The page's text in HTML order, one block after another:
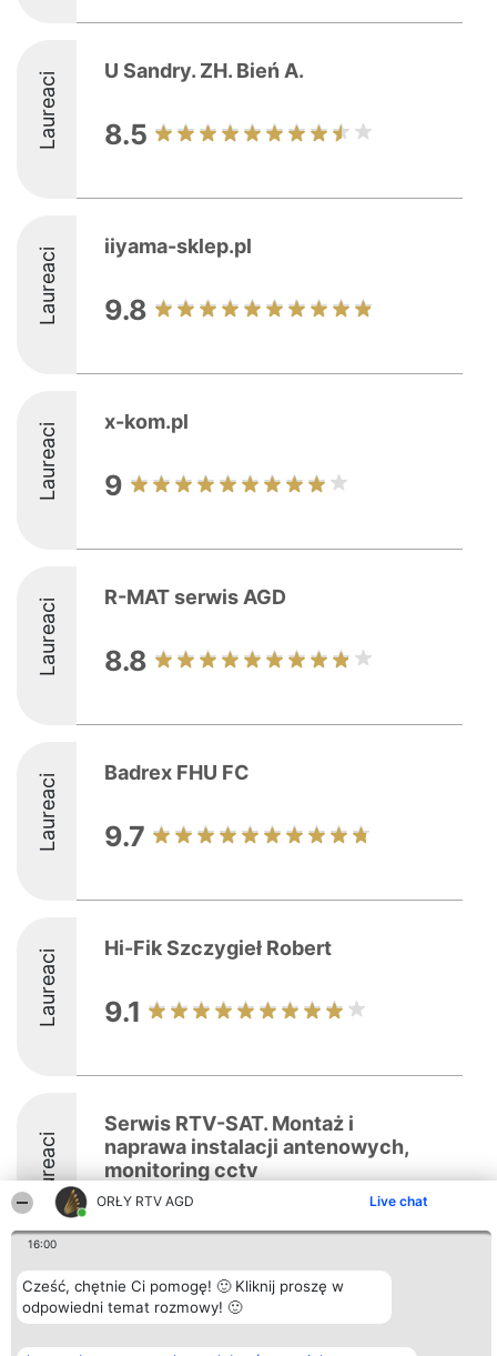
ORŁY RTV AGD Live chat
16:00
Cześć, chętnie Ci pomogę! 🙂 Kliknij proszę w
odpowiedni temat rozmowy! 🙂
Laureaci U Sandry. ZH. Bień A.
8.5
Laureaci iiyama-sklep.pl
9.8
Laureaci x-kom.pl
9
Laureaci R-MAT serwis AGD
8.8
Laureaci Badrex FHU FC
9.7
Laureaci Hi-Fik Szczygieł Robert
9.1
Laureaci
Serwis RTV-SAT. Montaż i
naprawa instalacji antenowych,
monitoring cctv
8.7
Organizator plebiscytu
Bright Side Solutions sp. z o.
Plebiscyt
Laureaci
Kontakt